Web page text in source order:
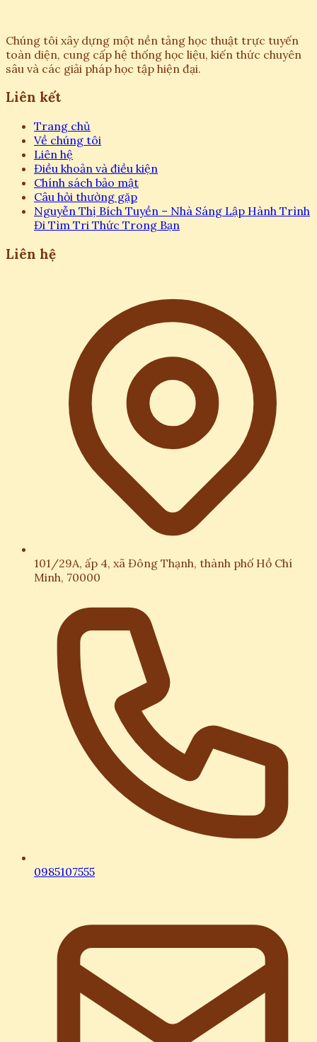
Chúng tôi xây dựng một nền tảng học thuật trực tuyến
toàn diện, cung cấp hệ thống học liệu, kiến thức chuyên
sâu và các giải pháp học tập hiện đại.
Liên kết
Trang chủ
Về chúng tôi
Liên hệ
Điều khoản và điều kiện
Chính sách bảo mật
Câu hỏi thường gặp
Nguyễn Thị Bích Tuyền – Nhà Sáng Lập Hành Trình
Đi Tìm Tri Thức Trong Bạn
Liên hệ
101/29A, ấp 4, xã Đông Thạnh, thành phố Hồ Chí
Minh, 70000
0985107555